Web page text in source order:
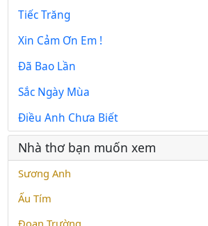
Tiếc Trăng
Xin Cảm Ơn Em !
Đã Bao Lần
Sắc Ngày Mùa
Điều Anh Chưa Biết
Nhà thơ bạn muốn xem
Sương Anh
Ấu Tím